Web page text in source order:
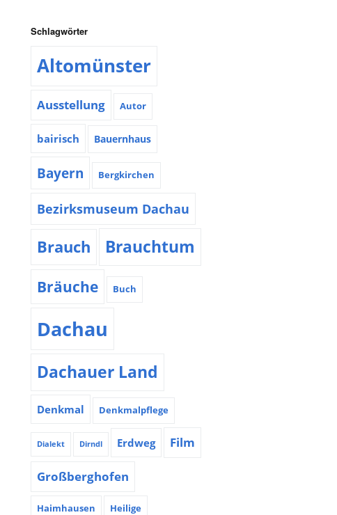
Schlagwörter
Altomünster
Ausstellung Autor
bairisch Bauernhaus
Bayern Bergkirchen
Bezirksmuseum Dachau
Brauch Brauchtum
Bräuche Buch
Dachau
Dachauer Land
Denkmal Denkmalpflege
Dialekt Dirndl Erdweg Film
Großberghofen
Haimhausen Heilige